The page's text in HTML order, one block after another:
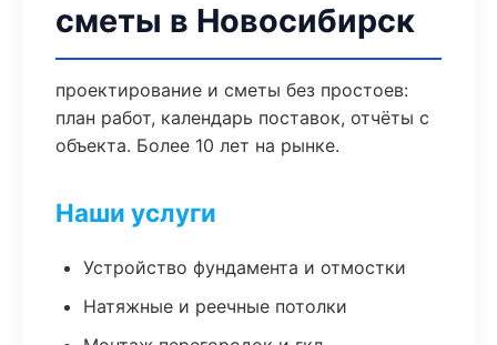
сметы в Новосибирск
проектирование и сметы без простоев:
план работ, календарь поставок, отчёты с
объекта. Более 10 лет на рынке.
Наши услуги
Устройство фундамента и отмостки
Натяжные и реечные потолки